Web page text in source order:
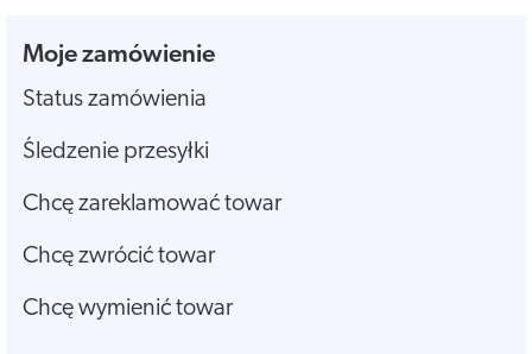
Moje zamówienie
Status zamówienia
Śledzenie przesyłki
Chcę zareklamować towar
Chcę zwrócić towar
Chcę wymienić towar